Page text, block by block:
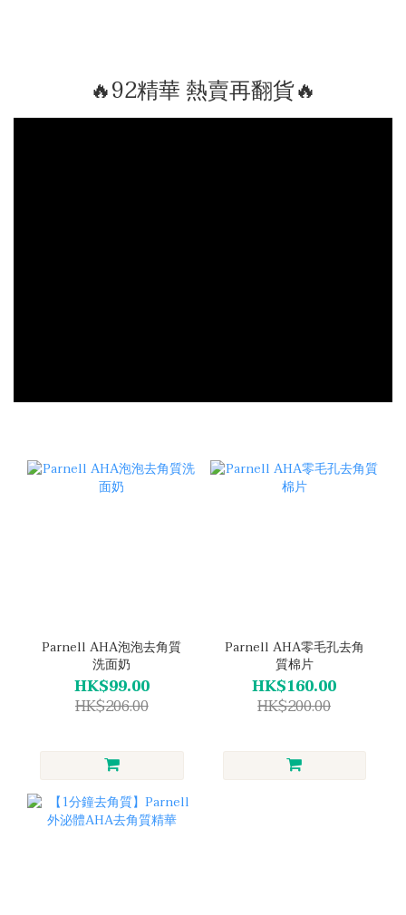
🔥92精華 熱賣再翻貨🔥
Parnell AHA泡泡去角質
洗面奶
HK$99.00
HK$206.00
Parnell AHA零毛孔去角
質棉片
HK$160.00
HK$200.00